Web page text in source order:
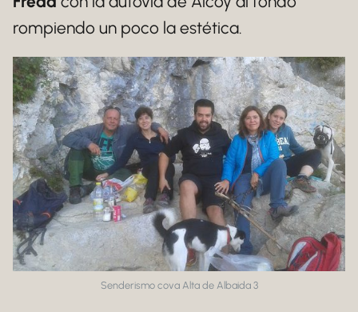
rompiendo un poco la estética.
Senderismo cova Alta de Albaida 3